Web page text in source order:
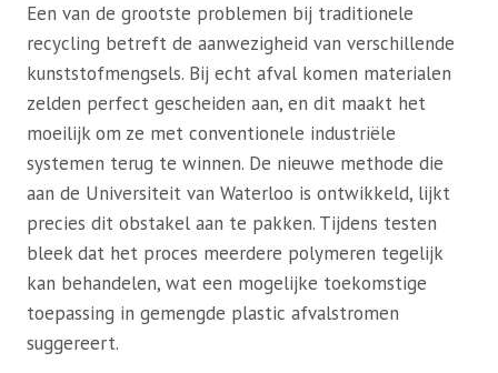
Een van de grootste problemen bij traditionele
recycling betreft de aanwezigheid van verschillende
kunststofmengsels. Bij echt afval komen materialen
zelden perfect gescheiden aan, en dit maakt het
moeilijk om ze met conventionele industriële
systemen terug te winnen. De nieuwe methode die
aan de Universiteit van Waterloo is ontwikkeld, lijkt
precies dit obstakel aan te pakken. Tijdens testen
bleek dat het proces meerdere polymeren tegelijk
kan behandelen, wat een mogelijke toekomstige
toepassing in gemengde plastic afvalstromen
suggereert.